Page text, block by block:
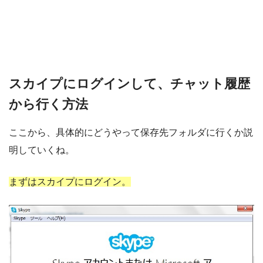
スカイプにログインして、チャット履歴
から行く方法
ここから、具体的にどうやって保存先フォルダに行くか説
明していくね。
まずはスカイプにログイン。